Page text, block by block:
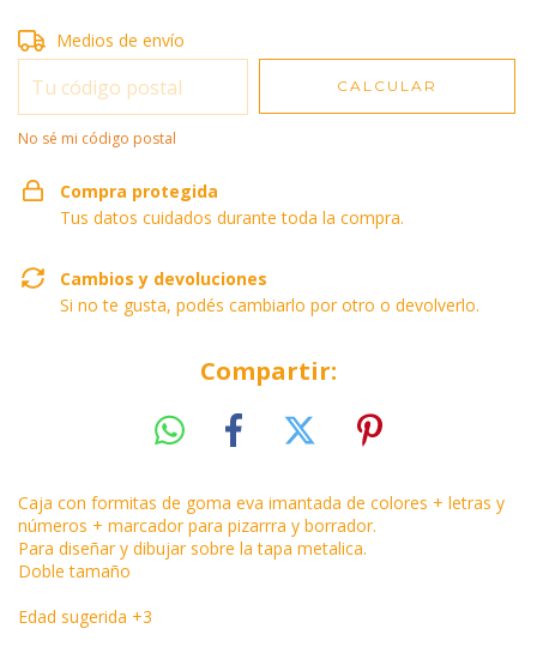
Entregas para el CP:
Medios de envío
CALCULAR
No sé mi código postal
Compra protegida
Tus datos cuidados durante toda la compra.
Cambios y devoluciones
Si no te gusta, podés cambiarlo por otro o devolverlo.
Compartir:
Caja con formitas de goma eva imantada de colores + letras y
números + marcador para pizarrra y borrador.
Para diseñar y dibujar sobre la tapa metalica.
Doble tamaño
Edad sugerida +3